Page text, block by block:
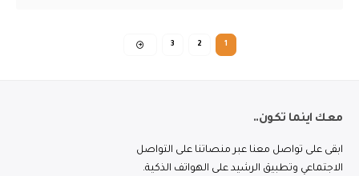
1
2
3
معك اينما تكون..
ابقى على تواصل معنا عبر منصاتنا على التواصل
الاجتماعي وتطبيق الرشيد على الهواتف الذكية.